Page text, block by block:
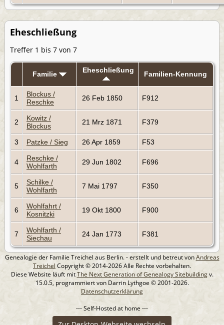
Eheschließung
Treffer 1 bis 7 von 7
Familie Eheschließung Familien-Kennung
1
Blockus /
Reschke
26 Feb 1850 F912
2
Kowitz /
Blockus
21 Mrz 1871 F379
3 Patzke / Sieg 26 Apr 1859 F53
4
Reschke /
Wohlfarth
29 Jun 1802 F696
5
Schilke /
Wohlfarth
7 Mai 1797 F350
6
Wohlfahrt /
Kosnitzki
19 Okt 1800 F900
7
Wohlfarth /
Siechau
24 Jan 1773 F381
Genealogie der Familie Treichel aus Berlin. - erstellt und betreut vonAndreas
Treichel Copyright © 2014-2026 Alle Rechte vorbehalten.
Diese Website läuft mitThe Next Generation of Genealogy Sitebuildingv.
15.0.5, programmiert von Darrin Lythgoe © 2001-2026.
Datenschutzerklärung
--- Self-Hosted at home ---